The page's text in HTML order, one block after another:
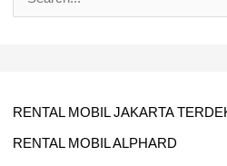
U
N
RENTAL MOBIL JAKARTA
RENTAL MOBIL ALPHARD